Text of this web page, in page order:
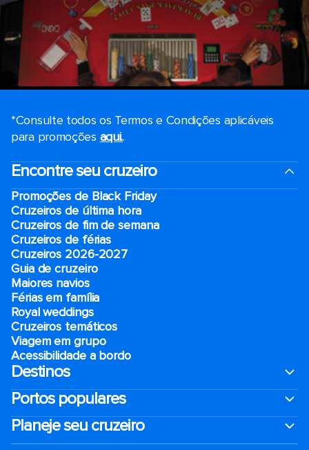
*Consulte todos os Termos e Condições aplicáveis ​​
para promoções aqui..
Encontre seu cruzeiro
Promoções de Black Friday
Cruzeiros de última hora
Cruzeiros de fim de semana
Cruzeiros de férias
Cruzeiros 2026-2027
Guia de cruzeiro
Maiores navios
Férias em família
Royal weddings
Cruzeiros temáticos
Viagem em grupo
Acessibilidade a bordo
Destinos
Portos populares
Planeje seu cruzeiro